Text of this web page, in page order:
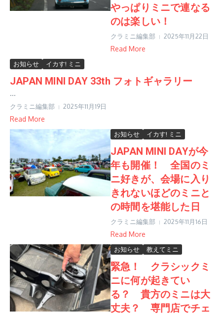
やっぱりミニで連なる
のは楽しい！
クラミニ編集部 2025年11月22日
Read More
お知らせ イカす! ミニ
JAPAN MINI DAY 33th フォトギャラリー
...
クラミニ編集部 2025年11月19日
Read More
お知らせ イカす! ミニ
JAPAN MINI DAYが今
年も開催！ 全国のミ
ニ好きが、会場に入り
きれないほどのミニと
の時間を堪能した日
クラミニ編集部 2025年11月16日
Read More
お知らせ 教えてミニ
緊急！ クラシックミ
ニに何が起きてい
る？ 貴方のミニは大
丈夫？ 専門店でチェ